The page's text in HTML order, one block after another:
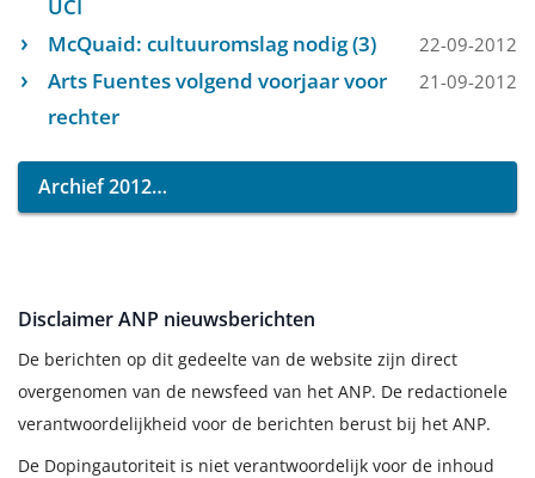
UCI
McQuaid: cultuuromslag nodig (3)
22-09-2012
Arts Fuentes volgend voorjaar voor
rechter
21-09-2012
Archief 2012
Disclaimer ANP nieuwsberichten
De berichten op dit gedeelte van de website zijn direct
overgenomen van de newsfeed van het ANP. De redactionele
verantwoordelijkheid voor de berichten berust bij het ANP.
De Dopingautoriteit is niet verantwoordelijk voor de inhoud